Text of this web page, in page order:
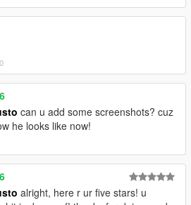
can u add some screenshots? cuz
he looks like now!
alright, here r ur five stars! u